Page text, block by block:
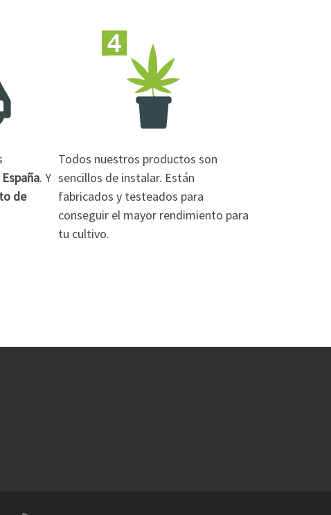
. Y
de
Todos nuestros productos son
sencillos de instalar. Están
fabricados y testeados para
conseguir el mayor rendimiento para
tu cultivo.